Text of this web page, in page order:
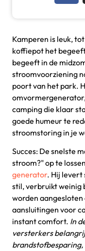
Kamperen is leuk,
koffiepot het
begeeft in de
stroomvoorziening
poort van het park.
camping die klaar
goede humeur te
stroomstoring in je
Succes: De snelste
stroom?" op te
generator. Hij levert
stil, verbruikt weinig
worden
aansluitingen voor
instant comfort. In
versterkers
brandstofbesparing,